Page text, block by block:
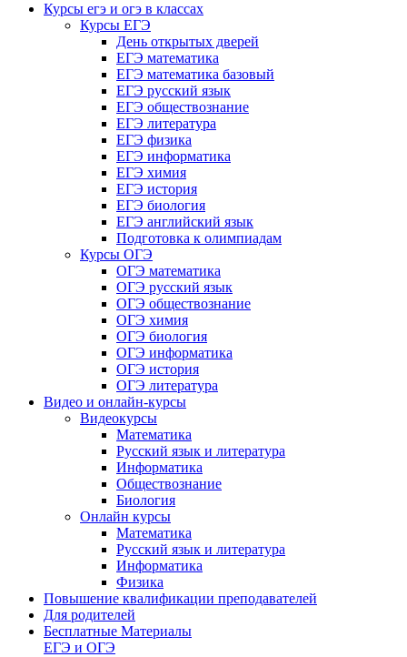
Курсы егэ и огэ в классах
Курсы ЕГЭ
День открытых дверей
ЕГЭ математика
ЕГЭ математика базовый
ЕГЭ русский язык
ЕГЭ обществознание
ЕГЭ литература
ЕГЭ физика
ЕГЭ информатика
ЕГЭ химия
ЕГЭ история
ЕГЭ биология
ЕГЭ английский язык
Подготовка к олимпиадам
Курсы ОГЭ
ОГЭ математика
ОГЭ русский язык
ОГЭ обществознание
ОГЭ химия
ОГЭ биология
ОГЭ информатика
ОГЭ история
ОГЭ литература
Видео и онлайн-курсы
Видеокурсы
Математика
Русский язык и литература
Информатика
Обществознание
Биология
Онлайн курсы
Математика
Русский язык и литература
Информатика
Физика
Повышение квалификации преподавателей
Для родителей
Бесплатные Материалы
ЕГЭ и ОГЭ